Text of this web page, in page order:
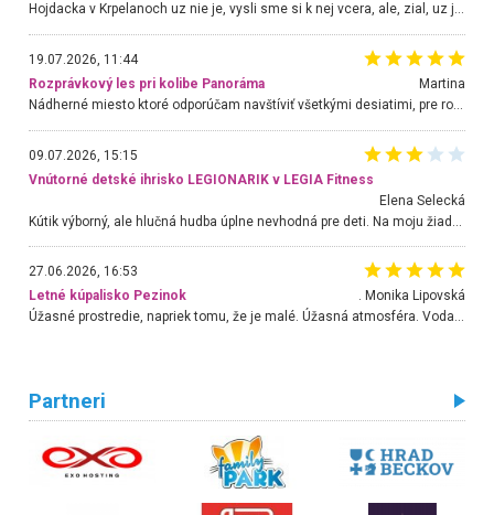
Hojdacka v Krpelanoch uz nie je, vysli sme si k nej vcera, ale, zial, uz je znicena. Ak sem planujete cestu len kvoli hojdacke, mozete si ju usetrit. Krasny vyhlad je tu vsak aj bez hojdacky :-)
19.07.2026, 11:44
Rozprávkový les pri kolibe Panoráma
Martina
Nádherné miesto ktoré odporúčam navštíviť všetkými desiatimi, pre rodiny s deťmi, dôchodcom... Proste a jednoducho ozaj rozprávkový les.. určite ešte prídeme. Odniesli sme si na pamiatku krásne tričká,
09.07.2026, 15:15
Vnútorné detské ihrisko LEGIONARIK v LEGIA Fitness
Elena Selecká
27.06.2026, 16:53
Letné kúpalisko Pezinok
. Monika Lipovská
Úžasné prostredie, napriek tomu, že je malé. Úžasná atmosféra. Voda fantastická a nádherná. Ľudí je pomerne veľa, ale su mili a ohľaduplní. Je veľmi zaujímavé sledovať, ako dokážu spolu športovať cudzí ľudia a bez ohľadu na vek. Vládne tu pohoda. Vnuka neviem dostať z vody. Ďakujem za krásny deň . Urcite sa sem vrátim. Jediný problém je s parkovaním, ale aj ten sa mi podarilo vyriešiť. Monika Bratislava
Partneri